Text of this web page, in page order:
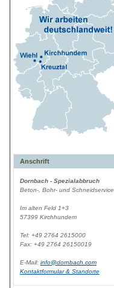
Anschrift
Dornbach - Spezialabbruch
Beton-, Bohr- und Schneidservice
Im alten Feld 1+3
57399 Kirchhundem
Tel: +49 2764 2615000
Fax: +49 2764 26150019
E-Mail: info@dornbach.com
Kontaktformular & Standorte